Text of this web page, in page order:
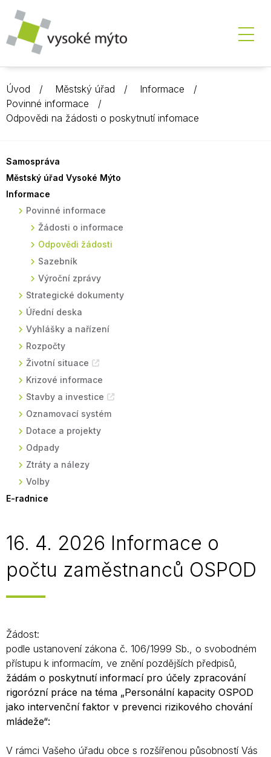
Úvod Městský úřad
Informace
Povinné informace
Odpovědi na žádosti o poskytnutí infomace
Samospráva
Městský úřad Vysoké Mýto
Informace
Povinné informace
Žádosti o informace
Odpovědi žádosti
Sazebník
Výroční zprávy
Strategické dokumenty
Úřední deska
Vyhlášky a nařízení
Rozpočty
Životní situace
Krizové informace
Stavby a investice
Oznamovací systém
Dotace a projekty
Odpady
Ztráty a nálezy
Volby
E-radnice
16. 4. 2026 Informace o
počtu zaměstnanců OSPOD
Žádost:
podle ustanovení zákona č. 106/1999 Sb., o svobodném
přístupu k informacím, ve znění pozdějších předpisů,
žádám o poskytnutí informací pro účely zpracování
rigorózní práce na téma „Personální kapacity OSPOD
jako intervenční faktor v prevenci rizikového chování
mládeže“:
V rámci Vašeho úřadu obce s rozšířenou působností Vás